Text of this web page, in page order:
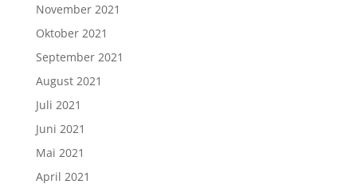
November 2021
Oktober 2021
September 2021
August 2021
Juli 2021
Juni 2021
Mai 2021
April 2021